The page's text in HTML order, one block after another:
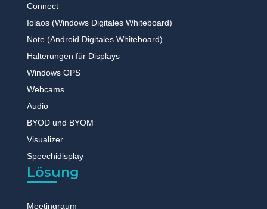
Connect
Iolaos (Windows Digitales Whiteboard)
Note (Android Digitales Whiteboard)
Halterungen für Displays
Windows OPS
Webcams
Audio
BYOD und BYOM
Visualizer
Speechidisplay
Lösung
Meetingraum